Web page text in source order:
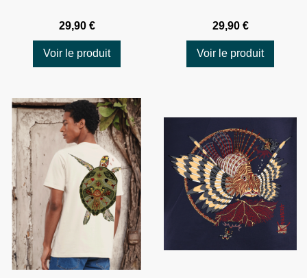
29,90 €
Voir le produit
29,90 €
Voir le produit